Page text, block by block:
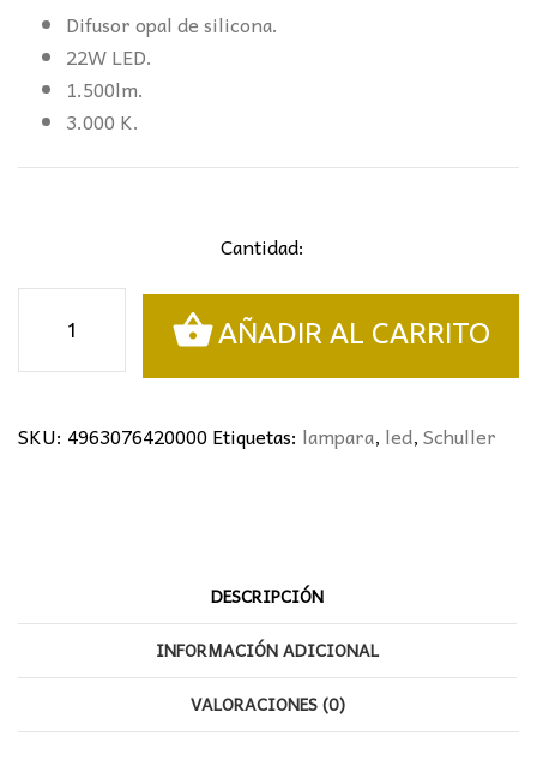
Difusor opal de silicona.
22W LED.
1.500lm.
3.000 K.
Cantidad:
NEGRO
cantidad
AÑADIR AL CARRITO
SKU: 4963076420000Etiquetas: lampara, led,Schuller
DESCRIPCIÓN
INFORMACIÓN ADICIONAL
VALORACIONES (0)